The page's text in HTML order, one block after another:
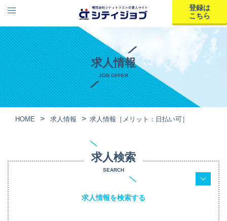
登録は
こちら
求人情報
JOB OFFER
HOME 求人情報 求人情報［メリット：日払い可］
求人検索
SEARCH
求人情報を検索する